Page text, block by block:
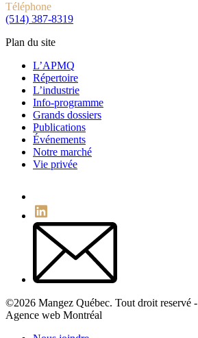
Téléphone
(514) 387-8319
Plan du site
L’APMQ
Répertoire
L’industrie
Info-programme
Grands dossiers
Publications
Événements
Notre marché
Vie privée
©2026 Mangez Québec. Tout droit reservé -
Agence web Montréal